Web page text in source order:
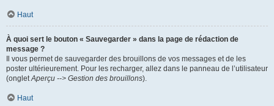
Haut
À quoi sert le bouton « Sauvegarder » dans la page de rédaction de
message ?
Il vous permet de sauvegarder des brouillons de vos messages et de les
poster ultérieurement. Pour les recharger, allez dans le panneau de l’utilisateur
(ongletAperçu --> Gestion des brouillons).
Haut